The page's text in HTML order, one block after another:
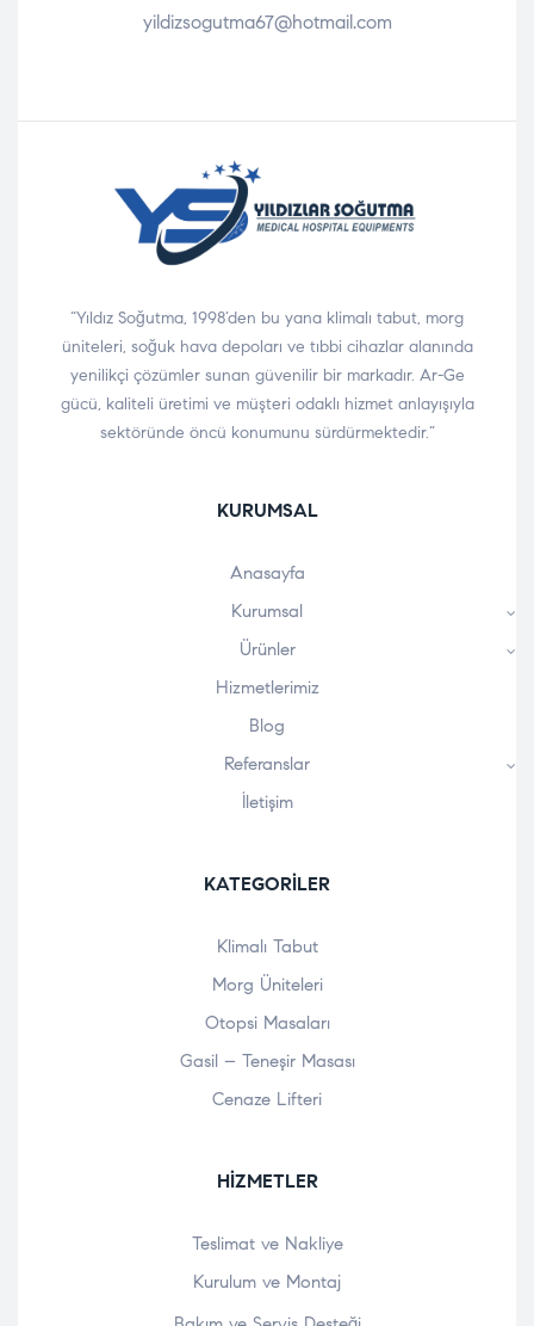
yildizsogutma67@hotmail.com
“Yıldız Soğutma, 1998’den bu yana klimalı tabut, morg
üniteleri, soğuk hava depoları ve tıbbi cihazlar alanında
yenilikçi çözümler sunan güvenilir bir markadır. Ar-Ge
gücü, kaliteli üretimi ve müşteri odaklı hizmet anlayışıyla
sektöründe öncü konumunu sürdürmektedir.”
KURUMSAL
Anasayfa
Kurumsal
Ürünler
Hizmetlerimiz
Blog
Referanslar
İletişim
KATEGORILER
Klimalı Tabut
Morg Üniteleri
Otopsi Masaları
Gasil – Teneşir Masası
Cenaze Lifteri
HIZMETLER
Teslimat ve Nakliye
Kurulum ve Montaj